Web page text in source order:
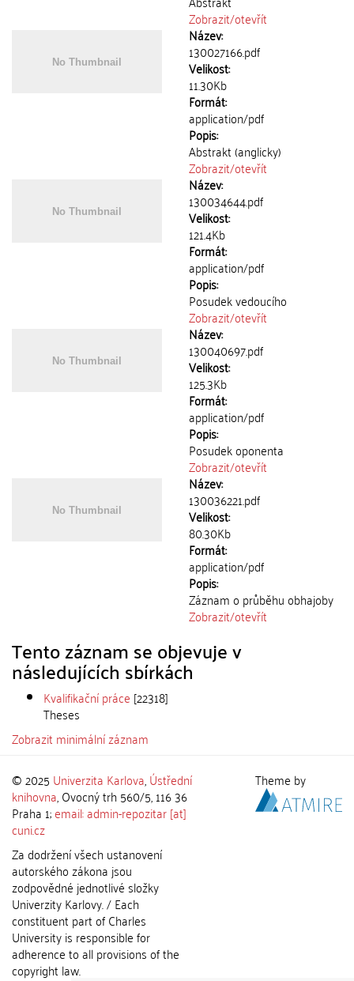
Zobrazit/otevřít
Název:
130027166.pdf
Velikost:
11.30Kb
Formát:
application/pdf
Popis:
Abstrakt (anglicky)
Zobrazit/otevřít
Název:
130034644.pdf
Velikost:
121.4Kb
Formát:
application/pdf
Popis:
Posudek vedoucího
Zobrazit/otevřít
Název:
130040697.pdf
Velikost:
125.3Kb
Formát:
application/pdf
Popis:
Posudek oponenta
Zobrazit/otevřít
Název:
130036221.pdf
Velikost:
80.30Kb
Formát:
application/pdf
Popis:
Záznam o průběhu obhajoby
Zobrazit/otevřít
Tento záznam se objevuje v
následujících sbírkách
Kvalifikační práce [22318]
Theses
Zobrazit minimální záznam
© 2025 Univerzita Karlova,Ústřední
knihovna, Ovocný trh 560/5, 116 36
Praha 1;email: admin-repozitar [at]
cuni.cz
Za dodržení všech ustanovení
autorského zákona jsou
zodpovědné jednotlivé složky
Univerzity Karlovy. / Each
constituent part of Charles
University is responsible for
adherence to all provisions of the
copyright law.
Theme by